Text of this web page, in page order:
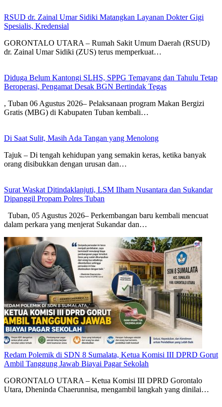
RSUD dr. Zainal Umar Sidiki Matangkan Layanan Dokter Gigi
Spesialis, Kredensial
GORONTALO UTARA – Rumah Sakit Umum Daerah (RSUD)
dr. Zainal Umar Sidiki (ZUS) terus memperkuat…
Diduga Belum Kantongi SLHS, SPPG Temayang dan Tahulu Tetap
Beroperasi, Pengamat Desak BGN Bertindak Tegas
, Tuban 06 Agustus 2026– Pelaksanaan program Makan Bergizi
Gratis (MBG) di Kabupaten Tuban kembali…
Di Saat Sulit, Masih Ada Tangan yang Menolong
Tajuk – Di tengah kehidupan yang semakin keras, ketika banyak
orang disibukkan dengan urusan dan…
Surat Waskat Ditindaklanjuti, LSM Ilham Nusantara dan Sukandar
Dipanggil Propam Polres Tuban
Tuban, 05 Agustus 2026– Perkembangan baru kembali mencuat
dalam perkara yang menjerat Sukandar dan…
Redam Polemik di SDN 8 Sumalata, Ketua Komisi III DPRD Gorut
Ambil Tanggung Jawab Biayai Pagar Sekolah
GORONTALO UTARA – Ketua Komisi III DPRD Gorontalo
Utara, Dheninda Chaerunnisa, mengambil langkah yang dinilai…